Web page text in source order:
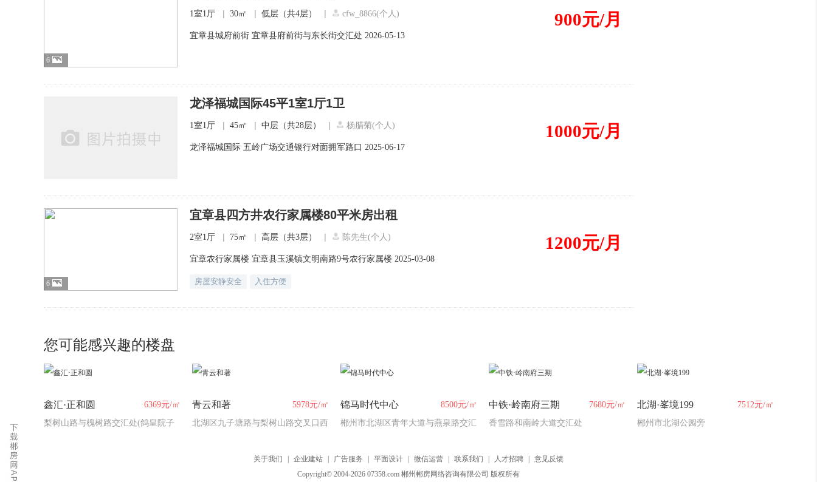
6
1室1厅 | 30㎡ | 低层（共4层） | cfw_8866(个人)
宜章县城府前街 宜章县府前街与东长街交汇处 2026-05-13
900元/月
龙泽福城国际45平1室1厅1卫
1室1厅 | 45㎡ | 中层（共28层） | 杨腊菊(个人)
龙泽福城国际 五岭广场交通银行对面拥军路口 2025-06-17
1000元/月
6
宜章县四方井农行家属楼80平米房出租
2室1厅 | 75㎡ | 高层（共3层） | 陈先生(个人)
宜章农行家属楼 宜章县玉溪镇文明南路9号农行家属楼 2025-03-08
房屋安静安全 入住方便
1200元/月
您可能感兴趣的楼盘
鑫汇·正和圆
6369元/㎡
梨树山路与槐树路交汇处(鸽皇院子
青云和著
5978元/㎡
北湖区九子塘路与梨树山路交叉口西
锦马时代中心
8500元/㎡
郴州市北湖区青年大道与燕泉路交汇
中铁·岭南府三期
7680元/㎡
香雪路和南岭大道交汇处
北湖·峯境199
7512元/㎡
郴州市北湖公园旁
关于我们 企业建站 广告服务 平面设计 微信运营 联系我们 人才招聘
意见反馈
Copyright© 2004-2026 07358.com 郴州郴房网络咨询有限公司 版权所有